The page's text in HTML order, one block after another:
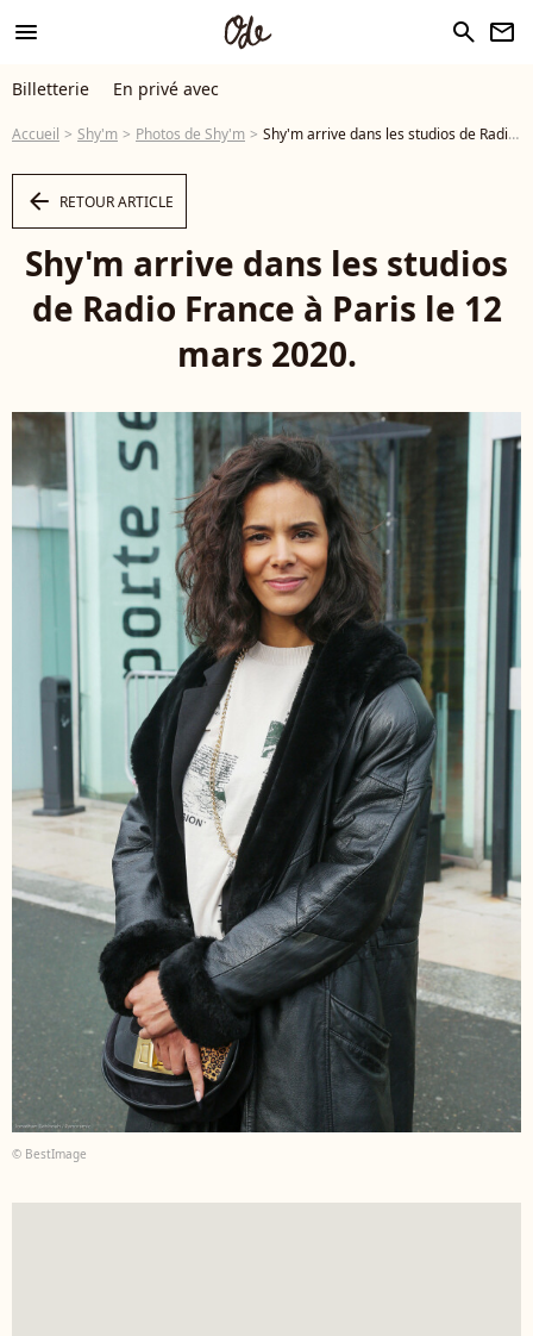
menu search newsletter
Billetterie En privé avec
Accueil Shy'm Photos de Shy'm Shy'm arrive dans les studios de Radio France à Paris le 12 mars 2020. © Panoramic / Bestimage - Photo
arrow_left RETOUR ARTICLE
Shy'm arrive dans les studios
de Radio France à Paris le 12
mars 2020.
© BestImage